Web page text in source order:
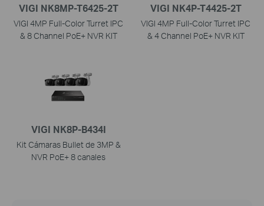
VIGI NK8MP-T6425-2T
VIGI 4MP Full-Color Turret IPC
& 8 Channel PoE+ NVR KIT
VIGI NK4P-T4425-2T
VIGI 4MP Full-Color Turret IPC
& 4 Channel PoE+ NVR KIT
VIGI NK8P-B434I
Kit Cámaras Bullet de 3MP &
NVR PoE+ 8 canales